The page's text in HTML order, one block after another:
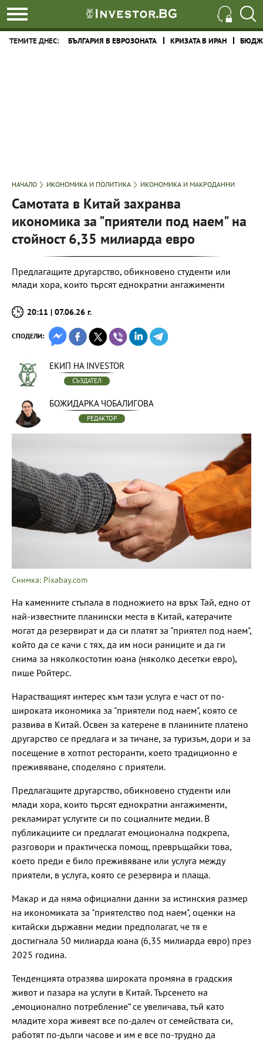
ТЕМИТЕ ДНЕС: БЪЛГАРИЯ В ЕВРОЗОНАТА КРИЗАТА В ИРАН
НАЧАЛО ИКОНОМИКА И ПОЛИТИКА ИКОНОМИКА И МАКРОДАННИ
Самотата в Китай захранва
икономика за "приятели под наем" на
стойност 6,35 милиарда евро
Предлагащите другарство, обикновено студенти или
млади хора, които търсят еднократни ангажименти
20:11 | 07.06.26 г.
СПОДЕЛИ:
ЕКИП НА INVESTOR
СЪЗДАТЕЛ
БОЖИДАРКА ЧОБАЛИГОВА
РЕДАКТОР
Снимка: Pixabay.com
На каменните стъпала в подножието на връх Тай, едно от
най-известните планински места в Китай, катерачите
могат да резервират и да си платят за "приятел под наем",
който да се качи с тях, да им носи раниците и да ги
снима за няколкостотин юана (няколко десетки евро),
пише Ройтерс.
Нарастващият интерес към тази услуга е част от по-
широката икономика за "приятели под наем", която се
развива в Китай. Освен за катерене в планините платено
другарство се предлага и за тичане, за туризъм, дори и за
посещение в хотпот ресторанти, което традиционно е
преживяване, споделяно с приятели.
Предлагащите другарство, обикновено студенти или
млади хора, които търсят еднократни ангажименти,
рекламират услугите си по социалните медии. В
публикациите си предлагат емоционална подкрепа,
разговори и практическа помощ, превръщайки това,
което преди е било преживяване или услуга между
приятели, в услуга, която се резервира и плаща.
Макар и да няма официални данни за истинския размер
на икономиката за "приятелство под наем", оценки на
китайски държавни медии предполагат, че тя е
достигнала 50 милиарда юана (6,35 милиарда евро) през
2025 година.
Тенденцията отразява широката промяна в градския
живот и пазара на услуги в Китай. Търсенето на
„емоционално потребление“ се увеличава, тъй като
младите хора живеят все по-далеч от семействата си,
работят по-дълги часове и им е все по-трудно да